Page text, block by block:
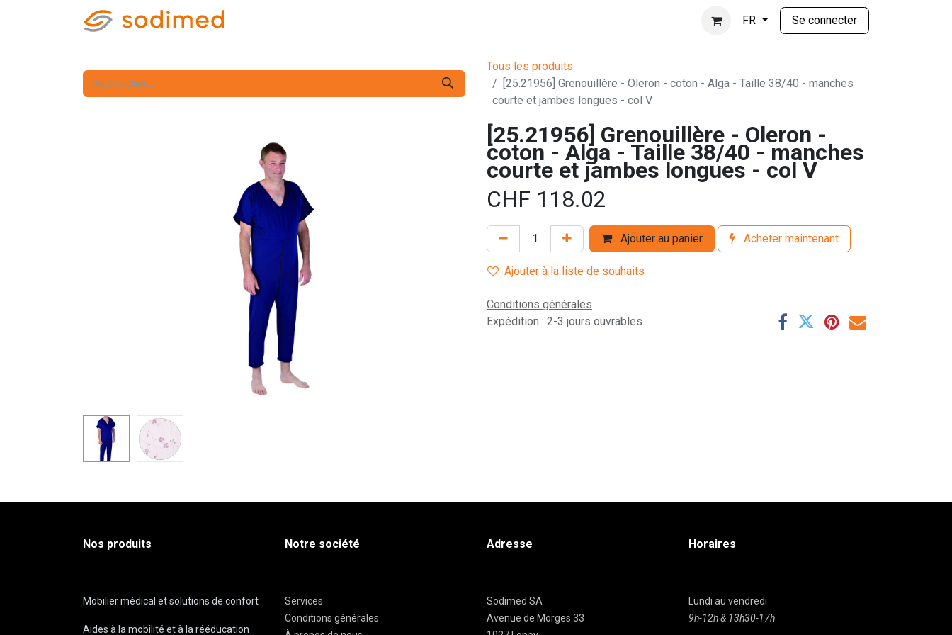
FR Se connecter
Tous les produits
[25.21956] Grenouillère - Oleron - coton - Alga - Taille 38/40 - manches
courte et jambes longues - col V
[25.21956] Grenouillère - Oleron -
coton - Alga - Taille 38/40 - manches
courte et jambes longues - col V
CHF 118.02
Ajouter au panier Acheter maintenant
Ajouter à la liste de souhaits
Conditions générales
Expédition : 2-3 jours ouvrables
Nos produits
Mobilier médical et solutions de confort
Aides à la mobilité et à la rééducation
Notre société
Services
Conditions générales
Adresse
Sodimed SA
Avenue de Morges 33
Horaires
Lundi au vendredi
9h-12h & 13h30-17h